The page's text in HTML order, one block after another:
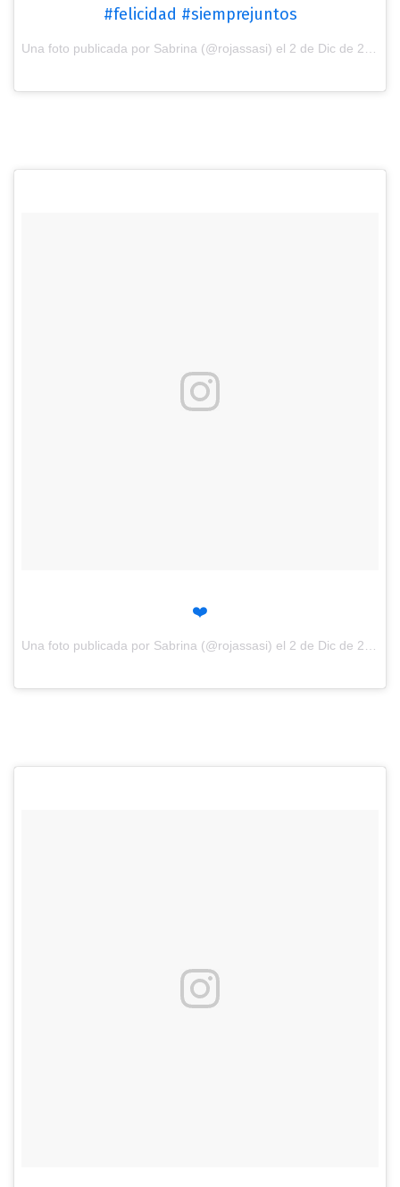
#felicidad #siemprejuntos
Una foto publicada por Sabrina (@rojassasi) el 2 de Dic de 2016 a la(s) 11:29 PST
❤️
Una foto publicada por Sabrina (@rojassasi) el 2 de Dic de 2016 a la(s) 11:29 PST